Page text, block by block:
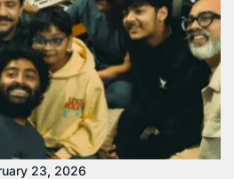
23, 2026